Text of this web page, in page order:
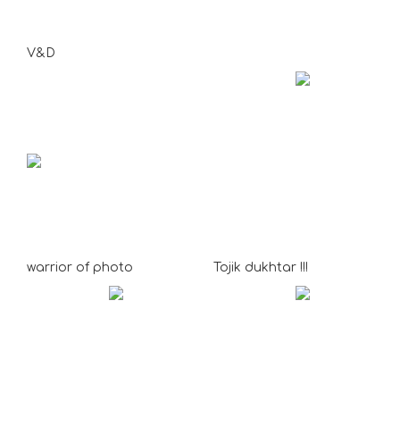
V&D
warrior of photo Tojik dukhtar !!!